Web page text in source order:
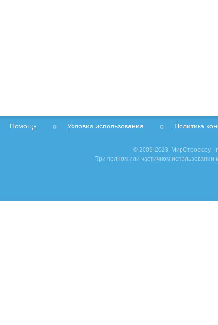
Помощь Условия использования Политика
© 2009-2023, МирСтроек.ру -
При полном или частичном использовании